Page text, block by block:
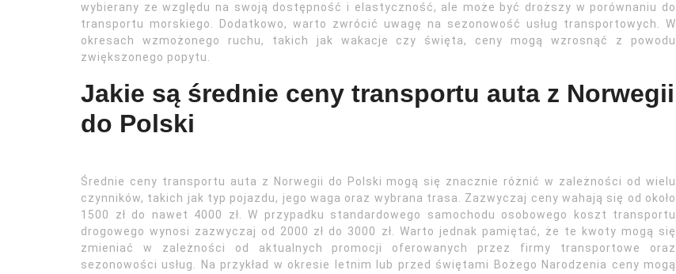
wybierany ze względu na swoją dostępność i elastyczność, ale może być droższy w porównaniu do
transportu morskiego. Dodatkowo, warto zwrócić uwagę na sezonowość usług transportowych. W
okresach wzmożonego ruchu, takich jak wakacje czy święta, ceny mogą wzrosnąć z powodu
zwiększonego popytu.
Jakie są średnie ceny transportu auta z Norwegii
do Polski
Średnie ceny transportu auta z Norwegii do Polski mogą się znacznie różnić w zależności od wielu
czynników, takich jak typ pojazdu, jego waga oraz wybrana trasa. Zazwyczaj ceny wahają się od około
1500 zł do nawet 4000 zł. W przypadku standardowego samochodu osobowego koszt transportu
drogowego wynosi zazwyczaj od 2000 zł do 3000 zł. Warto jednak pamiętać, że te kwoty mogą się
zmieniać w zależności od aktualnych promocji oferowanych przez firmy transportowe oraz
sezonowości usług. Na przykład w okresie letnim lub przed świętami Bożego Narodzenia ceny mogą